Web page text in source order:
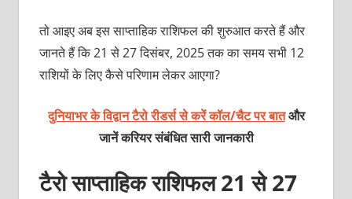
तो आइए अब इस साप्ताहिक राशिफल की शुरुआत करते हैं और
जानते हैं कि 21 से 27 दिसंबर, 2025 तक का समय सभी 12
राशियों के लिए कैसे परिणाम लेकर आएगा?
दुनियाभर के विद्वान टैरो रीडर्स से करें कॉल/चैट पर बातऔर
जानें करियर संबंधित सारी जानकारी
टैरो साप्ताहिक राशिफल 21 से 27